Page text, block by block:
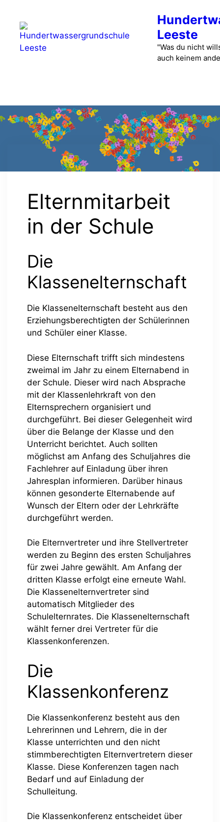
springen
Leeste
"Was du nicht
auch keinem
Elternmitarbeit
in der Schule
Die
Klassenelternschaft
Die Klassenelternschaft besteht aus den
Erziehungsberechtigten der Schülerinnen
und Schüler einer Klasse.
Diese Elternschaft trifft sich mindestens
zweimal im Jahr zu einem Elternabend in
der Schule. Dieser wird nach Absprache
mit der Klassenlehrkraft von den
Elternsprechern organisiert und
durchgeführt. Bei dieser Gelegenheit wird
über die Belange der Klasse und den
Unterricht berichtet. Auch sollten
möglichst am Anfang des Schuljahres die
Fachlehrer auf Einladung über ihren
Jahresplan informieren. Darüber hinaus
können gesonderte Elternabende auf
Wunsch der Eltern oder der Lehrkräfte
durchgeführt werden.
Die Elternvertreter und ihre Stellvertreter
werden zu Beginn des ersten Schuljahres
für zwei Jahre gewählt. Am Anfang der
dritten Klasse erfolgt eine erneute Wahl.
Die Klassenelternvertreter sind
automatisch Mitglieder des
Schulelternrates. Die Klassenelternschaft
wählt ferner drei Vertreter für die
Klassenkonferenzen.
Die
Klassenkonferenz
Die Klassenkonferenz besteht aus den
Lehrerinnen und Lehrern, die in der
Klasse unterrichten und den nicht
stimmberechtigten Elternvertretern dieser
Klasse. Diese Konferenzen tagen nach
Bedarf und auf Einladung der
Schulleitung.
Die Klassenkonferenz entscheidet über